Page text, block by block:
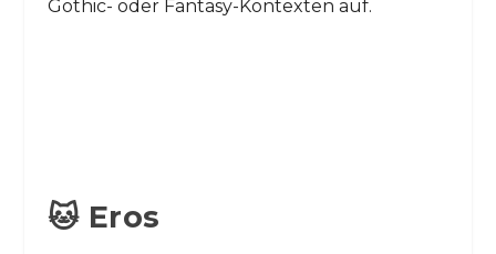
Gothic- oder Fantasy-Kontexten auf.
🐱 Eros